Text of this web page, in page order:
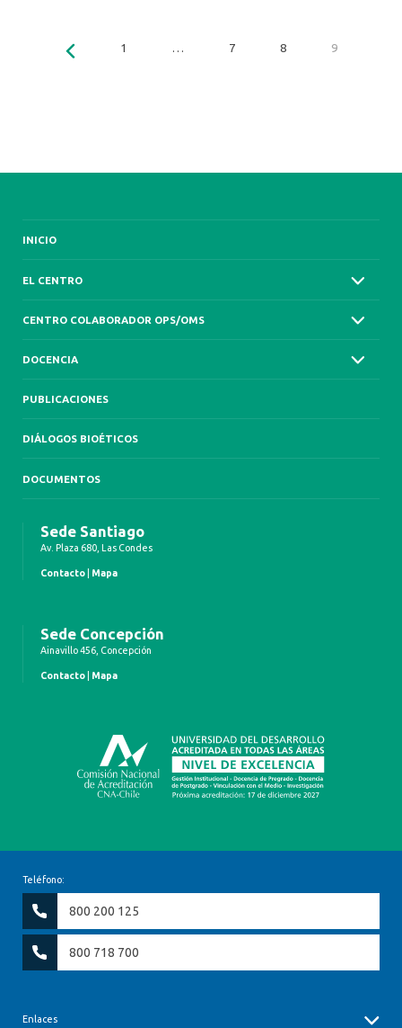
1 … 7 8 9
INICIO
EL CENTRO
CENTRO COLABORADOR OPS/OMS
DOCENCIA
PUBLICACIONES
DIÁLOGOS BIOÉTICOS
DOCUMENTOS
Sede Santiago
Av. Plaza 680, Las Condes
Contacto Mapa
Sede Concepción
Ainavillo 456, Concepción
Contacto Mapa
Teléfono:
800 200 125
800 718 700
Enlaces